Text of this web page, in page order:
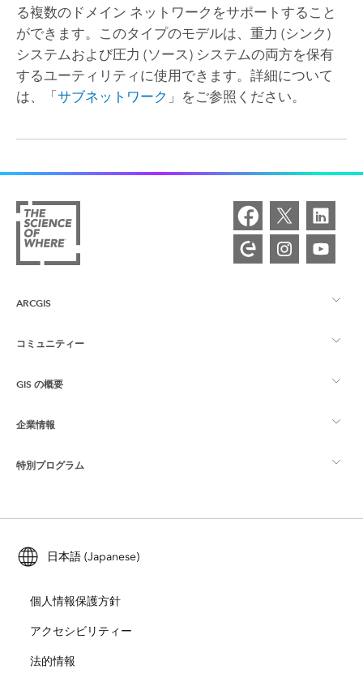
る複数のドメイン ネットワークをサポートすること
ができます。このタイプのモデルは、重力 (シンク)
システムおよび圧力 (ソース) システムの両方を保有
するユーティリティに使用できます。詳細について
は、「サブネットワーク 」をご参照ください。
ARCGIS
ArcGIS の概要
マッピング
Esri ストア
コミュニティー
Esri Community
ArcGIS ブログ
ユーザー調査およびテスト
Esri Young Professionals Network
GIS の概要
GIS とは
ロケーション インテリジェンス
トレーニング
ArcUser
ArcNews
ArcWatch
企業情報
Esri について
採用情報
オープンビジョン
特別プログラム
ArcGIS for Student Use
自然保護
日本語 (Japanese)
個人情報保護方針
アクセシビリティー
法的情報